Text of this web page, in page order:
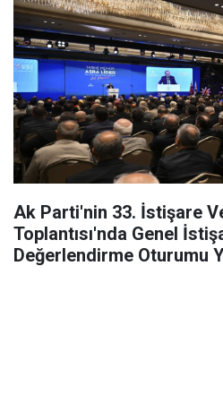
Ak Parti'nin 33. İstişare
Toplantısı'nda Genel
Değerlendirme Oturumu